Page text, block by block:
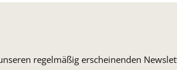
regelmäßig erscheinenden